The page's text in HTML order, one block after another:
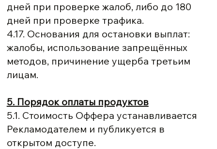
дней при проверке жалоб, либо до 180
дней при проверке трафика.
4.17. Основания для остановки выплат:
жалобы, использование запрещённых
методов, причинение ущерба третьим
лицам.
5. Порядок оплаты продуктов
5.1. Стоимость Оффера устанавливается
Рекламодателем и публикуется в
открытом доступе.